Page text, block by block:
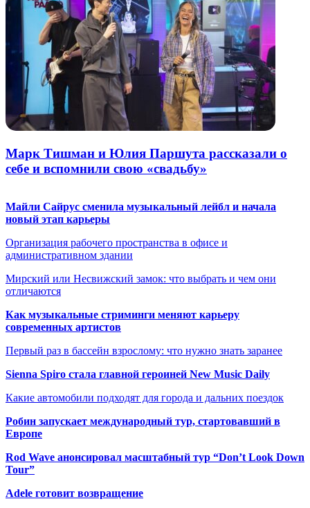
Марк Тишман и Юлия Паршута рассказали о
себе и вспомнили свою «свадьбу»
Майли Сайрус сменила музыкальный лейбл и начала
новый этап карьеры
Организация рабочего пространства в офисе и
административном здании
Мирский или Несвижский замок: что выбрать и чем они
отличаются
Как музыкальные стриминги меняют карьеру
современных артистов
Первый раз в бассейн взрослому: что нужно знать заранее
Sienna Spiro стала главной героиней New Music Daily
Какие автомобили подходят для города и дальних поездок
Робин запускает международный тур, стартовавший в
Европе
Rod Wave анонсировал масштабный тур “Don’t Look Down
Tour”
Adele готовит возвращение